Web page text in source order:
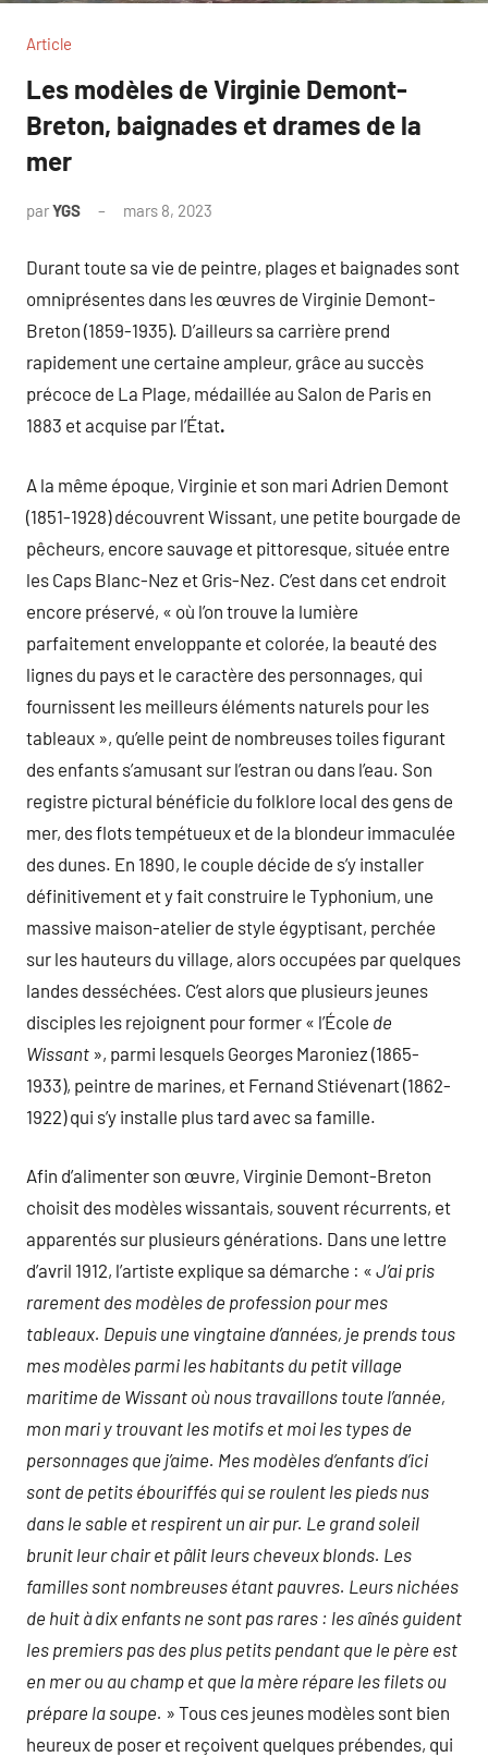
Article
Les modèles de Virginie Demont-
Breton, baignades et drames de la
mer
parYGS mars 8, 2023
Durant toute sa vie de peintre, plages et baignades sont
omniprésentes dans les œuvres de Virginie Demont-
Breton (1859-1935). D’ailleurs sa carrière prend
rapidement une certaine ampleur, grâce au succès
précoce de La Plage, médaillée au Salon de Paris en
1883 et acquise par l’État.
A la même époque, Virginie et son mari Adrien Demont
(1851-1928) découvrent Wissant, une petite bourgade de
pêcheurs, encore sauvage et pittoresque, située entre
les Caps Blanc-Nez et Gris-Nez. C’est dans cet endroit
encore préservé, « où l’on trouve la lumière
parfaitement enveloppante et colorée, la beauté des
lignes du pays et le caractère des personnages, qui
fournissent les meilleurs éléments naturels pour les
tableaux », qu’elle peint de nombreuses toiles figurant
des enfants s’amusant sur l’estran ou dans l’eau. Son
registre pictural bénéficie du folklore local des gens de
mer, des flots tempétueux et de la blondeur immaculée
des dunes. En 1890, le couple décide de s’y installer
définitivement et y fait construire le Typhonium, une
massive maison-atelier de style égyptisant, perchée
sur les hauteurs du village, alors occupées par quelques
landes desséchées. C’est alors que plusieurs jeunes
disciples les rejoignent pour former « l’École de
Wissant », parmi lesquels Georges Maroniez (1865-
1933), peintre de marines, et Fernand Stiévenart (1862-
1922) qui s’y installe plus tard avec sa famille.
Afin d’alimenter son œuvre, Virginie Demont-Breton
choisit des modèles wissantais, souvent récurrents, et
apparentés sur plusieurs générations. Dans une lettre
d’avril 1912, l’artiste explique sa démarche : « J’ai pris
rarement des modèles de profession pour mes
tableaux. Depuis une vingtaine d’années, je prends tous
mes modèles parmi les habitants du petit village
maritime de Wissant où nous travaillons toute l’année,
mon mari y trouvant les motifs et moi les types de
personnages que j’aime. Mes modèles d’enfants d’ici
sont de petits ébouriffés qui se roulent les pieds nus
dans le sable et respirent un air pur. Le grand soleil
brunit leur chair et pâlit leurs cheveux blonds. Les
familles sont nombreuses étant pauvres. Leurs nichées
de huit à dix enfants ne sont pas rares : les aînés guident
les premiers pas des plus petits pendant que le père est
en mer ou au champ et que la mère répare les filets ou
prépare la soupe. » Tous ces jeunes modèles sont bien
heureux de poser et reçoivent quelques prébendes, qui